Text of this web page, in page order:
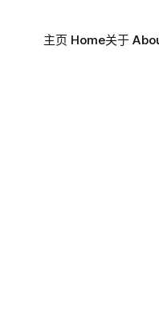
主页 Home关于